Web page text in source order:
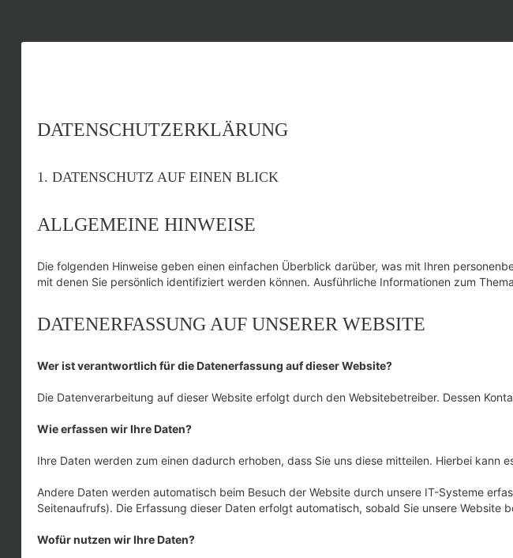
DATENSCHUTZERKLÄRUNG
1. DATENSCHUTZ AUF EINEN BLICK
ALLGEMEINE HINWEISE
Die folgenden Hinweise geben einen einfachen Überblick darüber, was mit Ihren
mit denen Sie persönlich identifiziert werden können. Ausführliche Informationen zum
DATENERFASSUNG AUF UNSERER WEBSITE
Wer ist verantwortlich für die Datenerfassung auf dieser Website?
Die Datenverarbeitung auf dieser Website erfolgt durch den Websitebetreiber. Dessen
Wie erfassen wir Ihre Daten?
Ihre Daten werden zum einen dadurch erhoben, dass Sie uns diese mitteilen. Hierbei kann
Andere Daten werden automatisch beim Besuch der Website durch unsere IT-Systeme
Seitenaufrufs). Die Erfassung dieser Daten erfolgt automatisch, sobald Sie unsere Website
Wofür nutzen wir Ihre Daten?